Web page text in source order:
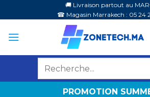
au
contenu
🚚 Livraison partout au
☎ Magasin Marrakech : 05 24
PROMOTION